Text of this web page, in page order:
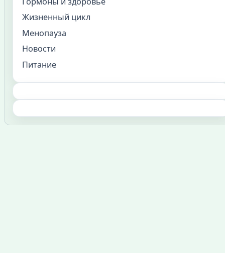
Жизненный цикл
Менопауза
Новости
Питание